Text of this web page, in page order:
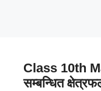
Class 10th
सम्बन्धित